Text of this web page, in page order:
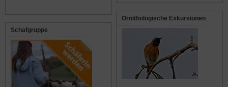
Ornithologische Exkursionen
Schafgruppe